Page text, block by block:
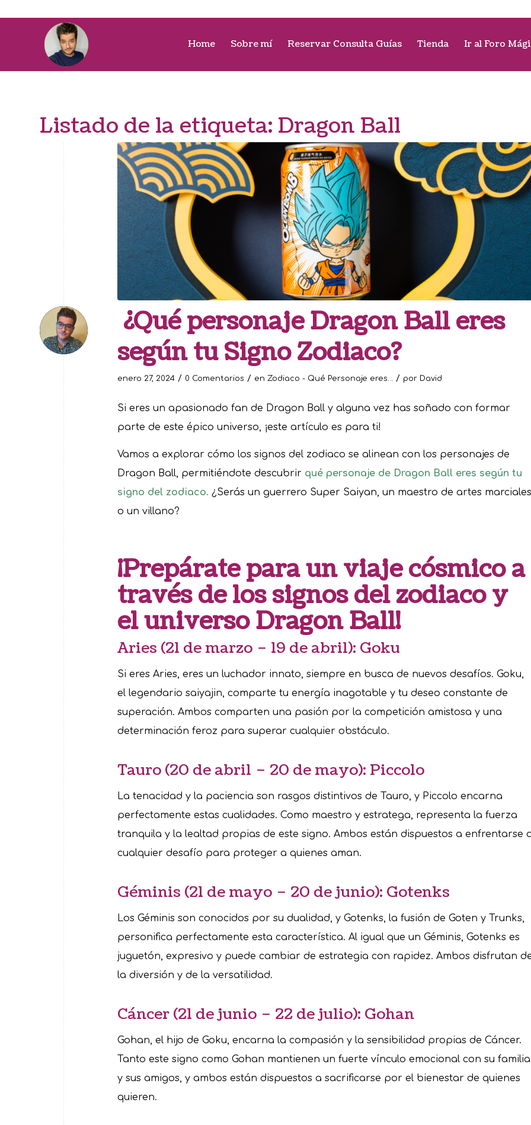
Home Sobre mí Reservar Consulta Guías Tienda Ir al Foro
Listado de la etiqueta: Dragon Ball
¿Qué personaje Dragon Ball eres
según tu Signo Zodiaco?
enero 27, 2024 / 0 Comentarios / en Zodiaco - Qué Personaje eres... / por David
Si eres un apasionado fan de Dragon Ball y alguna vez has soñado con formar
parte de este épico universo, ¡este artículo es para ti!
Vamos a explorar cómo los signos del zodiaco se alinean con los personajes de
Dragon Ball, permitiéndote descubrir qué personaje de Dragon Ball eres según tu
signo del zodiaco. ¿Serás un guerrero Super Saiyan, un maestro de artes marciales
o un villano?
¡Prepárate para un viaje cósmico a
través de los signos del zodiaco y
el universo Dragon Ball!
Aries (21 de marzo – 19 de abril): Goku
Si eres Aries, eres un luchador innato, siempre en busca de nuevos desafíos. Goku,
el legendario saiyajin, comparte tu energía inagotable y tu deseo constante de
superación. Ambos comparten una pasión por la competición amistosa y una
determinación feroz para superar cualquier obstáculo.
Tauro (20 de abril – 20 de mayo): Piccolo
La tenacidad y la paciencia son rasgos distintivos de Tauro, y Piccolo encarna
perfectamente estas cualidades. Como maestro y estratega, representa la fuerza
tranquila y la lealtad propias de este signo. Ambos están dispuestos a enfrentarse
cualquier desafío para proteger a quienes aman.
Géminis (21 de mayo – 20 de junio): Gotenks
Los Géminis son conocidos por su dualidad, y Gotenks, la fusión de Goten y Trunks,
personifica perfectamente esta característica. Al igual que un Géminis, Gotenks es
juguetón, expresivo y puede cambiar de estrategia con rapidez. Ambos disfrutan
la diversión y de la versatilidad.
Cáncer (21 de junio – 22 de julio): Gohan
Gohan, el hijo de Goku, encarna la compasión y la sensibilidad propias de Cáncer.
Tanto este signo como Gohan mantienen un fuerte vínculo emocional con su familia
y sus amigos, y ambos están dispuestos a sacrificarse por el bienestar de quienes
quieren.